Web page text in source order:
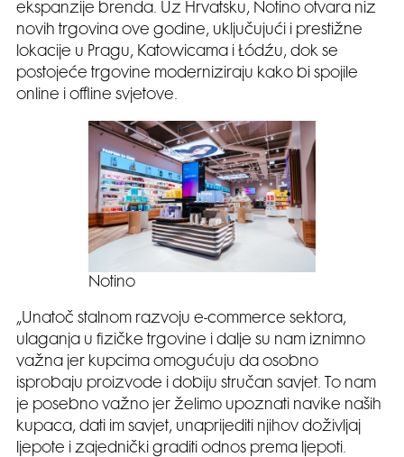
ekspanzije brenda. Uz Hrvatsku, Notino otvara niz
novih trgovina ove godine, uključujući i prestižne
lokacije u Pragu, Katowicama i Łódźu, dok se
postojeće trgovine moderniziraju kako bi spojile
online i offline svjetove.
Notino
„Unatoč stalnom razvoju e-commerce sektora,
ulaganja u fizičke trgovine i dalje su nam iznimno
važna jer kupcima omogućuju da osobno
isprobaju proizvode i dobiju stručan savjet. To nam
je posebno važno jer želimo upoznati navike naših
kupaca, dati im savjet, unaprijediti njihov doživljaj
ljepote i zajednički graditi odnos prema ljepoti.